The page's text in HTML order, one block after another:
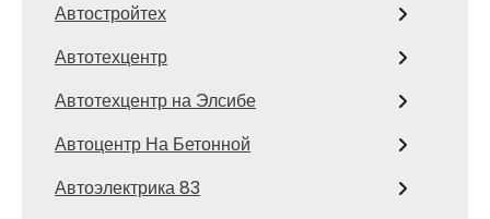
Автостройтех
Автотехцентр
Автотехцентр на Элсибе
Автоцентр На Бетонной
Автоэлектрика 83